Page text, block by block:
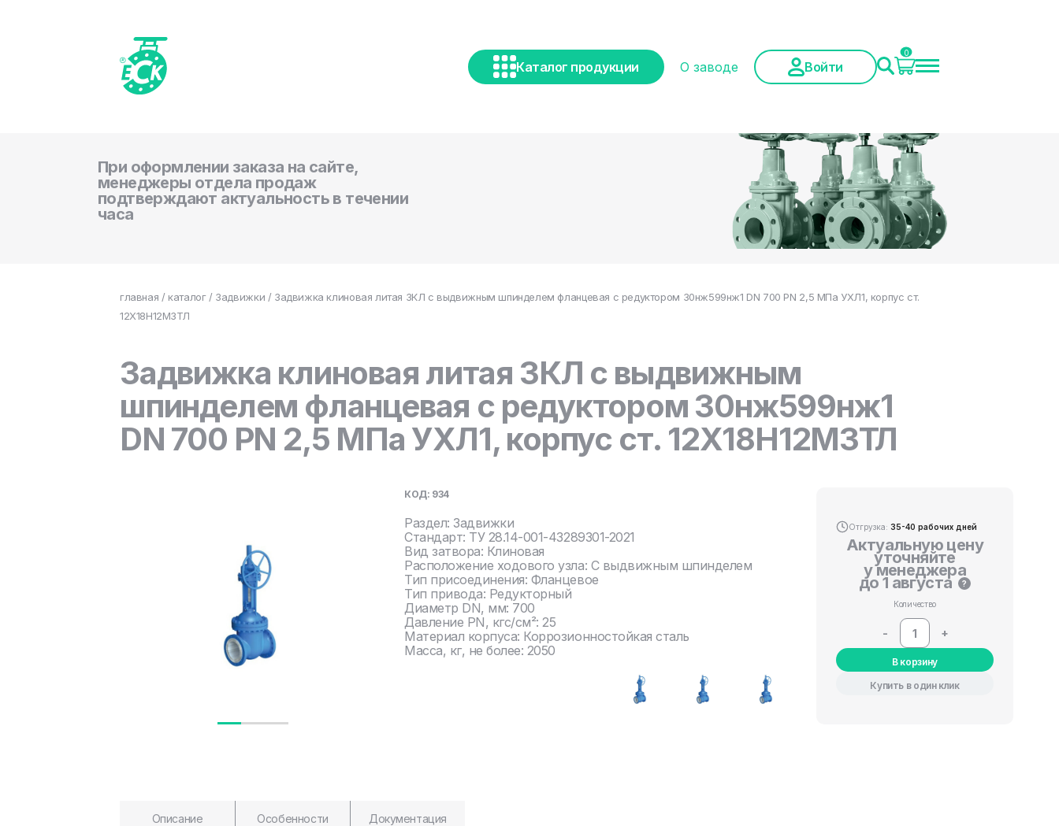
Каталог продукции О заводе Войти
0
При оформлении заказа на сайте,
менеджеры отдела продаж
подтверждают актуальность в течении
часа
главная / каталог/ Задвижки / Задвижка клиновая литая ЗКЛ с выдвижным шпинделем фланцевая с редуктором 30нж599нж1 DN 700 PN 2,5 МПа УХЛ1, корпус ст.
12Х18Н12М3ТЛ
Задвижка клиновая литая ЗКЛ с выдвижным
шпинделем фланцевая с редуктором 30нж599нж1
DN 700 PN 2,5 МПа УХЛ1, корпус ст. 12Х18Н12М3ТЛ
КОД: 934
Раздел: Задвижки
Стандарт: ТУ 28.14-001-43289301-2021
Вид затвора: Клиновая
Расположение ходового узла: С выдвижным шпинделем
Тип присоединения: Фланцевое
Тип привода: Редукторный
Диаметр DN, мм: 700
Давление PN, кгс/см²: 25
Материал корпуса: Коррозионностойкая сталь
Масса, кг, не более: 2050
Отгрузка: 35-40 рабочих дней
Актуальную цену
уточняйте
у менеджера
до 1 августа ?
Количество
- +
В корзину
Купить в один клик
Описание Особенности Документация